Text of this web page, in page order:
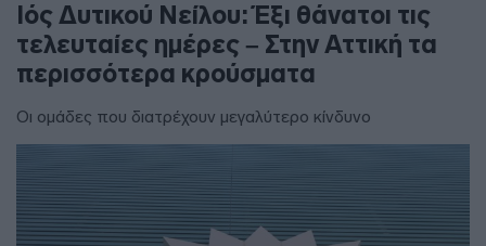
Ιός Δυτικού Νείλου: Έξι θάνατοι τις
τελευταίες ημέρες – Στην Αττική τα
περισσότερα κρούσματα
Οι ομάδες που διατρέχουν μεγαλύτερο κίνδυνο